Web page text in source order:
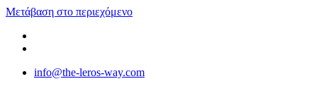
Μετάβαση στο περιεχόμενο
info@the-leros-way.com